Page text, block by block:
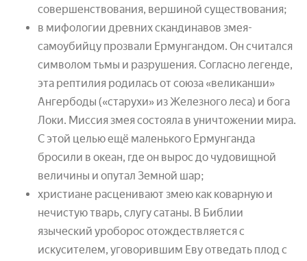
совершенствования, вершиной существования;
в мифологии древних скандинавов змея-
самоубийцу прозвали Ермунгандом. Он считался
символом тьмы и разрушения. Согласно легенде,
эта рептилия родилась от союза «великанши»
Ангербоды («старухи» из Железного леса) и бога
Локи. Миссия змея состояла в уничтожении мира.
С этой целью ещё маленького Ермунганда
бросили в океан, где он вырос до чудовищной
величины и опутал Земной шар;
христиане расценивают змею как коварную и
нечистую тварь, слугу сатаны. В Библии
языческий уроборос отождествляется с
искусителем, уговорившим Еву отведать плод с